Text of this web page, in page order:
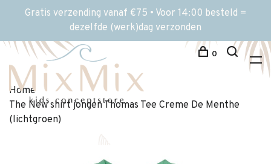
Gratis verzending vanaf €75 • Voor 14:00 besteld =
dezelfde (werk)dag verzonden
0
Home
The New shirt jongen Thomas Tee Creme De Menthe
(lichtgroen)